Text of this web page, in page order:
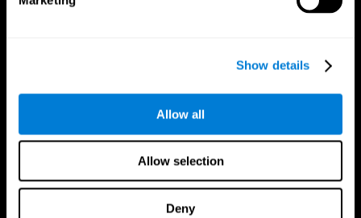
Show details
Allow all
Allow selection
Deny
Cerveau et esprit
Neurones
Validation thérapeutique
Jeux d'ordinateur
Adultes en bonne santé